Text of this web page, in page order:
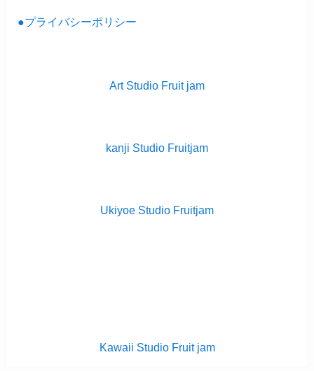
●プライバシーポリシー
Art Studio Fruit jam
kanji Studio Fruitjam
Ukiyoe Studio Fruitjam
Kawaii Studio Fruit jam